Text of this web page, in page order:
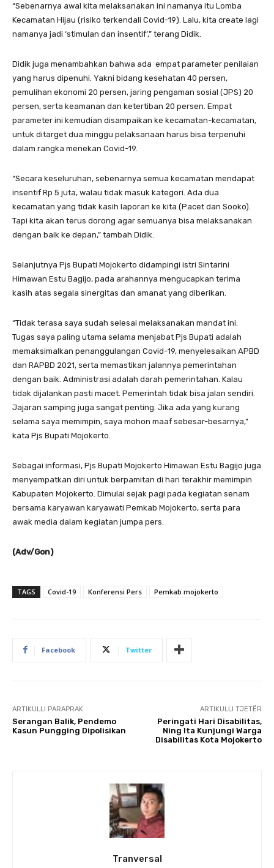
“Sebenarnya awal kita melaksanakan ini namanya itu Lomba
Kecamatan Hijau (risiko terkendali Covid-19). Lalu, kita create lagi
namanya jadi ‘stimulan dan insentif’,” terang Didik.
Didik juga menambahkan bahwa ada empat parameter penilaian
yang harus dipenuhi. Yakni bidang kesehatan 40 persen,
pemulihan ekonomi 20 persen, jaring pengaman sosial (JPS) 20
persen, serta keamanan dan ketertiban 20 persen. Empat
parameter ini kemudian disampaikan ke kecamatan-kecamatan,
untuk ditarget dua minggu pelaksanaan harus bisa terpenuhi
dalam rangka menekan Covid-19.
“Secara keseluruhan, sebenarnya semua kecamatan mendapat
insentif Rp 5 juta, walau tidak masuk kategori. Ada dua
kecamatan yang tidak kasih laporan ke kita (Pacet dan Sooko).
Tapi kita akan terus dorong agar semuanya bisa melaksanakan
dengan baik ke depan,” tambah Didik.
Selanjutnya Pjs Bupati Mojokerto didampingi istri Sintarini
Himawan Estu Bagijo, pada arahannya mengucapkan terima
kasih atas segala sinergitas dan amanat yang diberikan.
“Tidak terasa saya sudah selesai melaksanakan mandat ini.
Tugas saya paling utama selama menjabat Pjs Bupati adalah
memaksimalkan penanggulangan Covid-19, menyelesaikan APBD
dan RAPBD 2021, serta memastikan jalannya pemerintahan
dengan baik. Administrasi adalah darah pemerintahan. Kalau
tidak dijalankan pasti macet. Pemerintah tidak bisa jalan sendiri.
Jajaran samping juga sangat penting. Jika ada yang kurang
selama saya memimpin, saya mohon maaf sebesar-besarnya,”
kata Pjs Bupati Mojokerto.
Sebagai informasi, Pjs Bupati Mojokerto Himawan Estu Bagijo juga
menyempatkan diri untuk berpamitan di hari terakhir memimpin
Kabupaten Mojokerto. Dimulai sejak pagi pada kegiatan senam
bersama karyawan karyawati Pemkab Mojokerto, serta para
awak media dalam kegiatan jumpa pers.
(Adv/Gon)
TAGS Covid-19 Konferensi Pers Pemkab mojokerto
Facebook Twitter
ARTIKULLI PARAPRAK
Serangan Balik, Pendemo
Kasun Pungging Dipolisikan
ARTIKULLI TJETËR
Peringati Hari Disabilitas,
Ning Ita Kunjungi Warga
Disabilitas Kota Mojokerto
Tranversal